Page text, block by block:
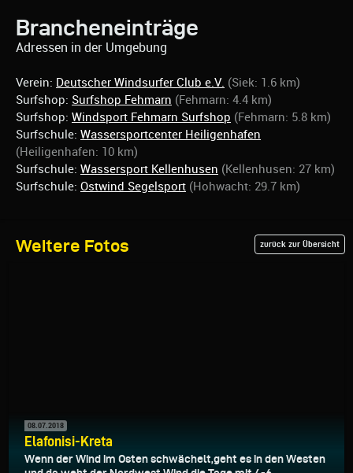
Brancheneinträge
Adressen in der Umgebung
Verein: Deutscher Windsurfer Club e.V. (Siek: 1.6 km)
Surfshop: Surfshop Fehmarn (Fehmarn: 4.4 km)
Surfshop: Windsport Fehmarn Surfshop (Fehmarn: 5.8 km)
Surfschule: Wassersportcenter Heiligenhafen
(Heiligenhafen: 10 km)
Surfschule: Wassersport Kellenhusen (Kellenhusen: 27 km)
Surfschule: Ostwind Segelsport (Hohwacht: 29.7 km)
Weitere Fotos zurück zur Übersicht
08.07.2018
Elafonisi-Kreta
Wenn der Wind im Osten schwächelt,geht es in den Westen